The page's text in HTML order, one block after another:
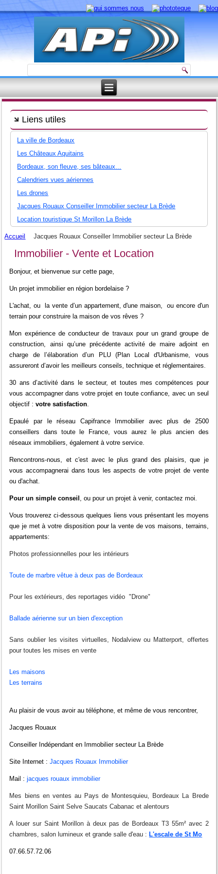
Liens utiles
La ville de Bordeaux
Les Châteaux Aquitains
Bordeaux, son fleuve, ses bâteaux...
Calendriers vues aériennes
Les drones
Jacques Rouaux Conseiller Immobilier secteur La Brède
Location touristique St Morillon La Brède
Accueil Jacques Rouaux Conseiller Immobilier secteur La Brède
Immobilier - Vente et Location
Bonjour, et bienvenue sur cette page,
Un projet immobilier en région bordelaise ?
L'achat, ou la vente d’un appartement, d'une maison, ou encore d'un
terrain pour construire la maison de vos rêves ?
Mon expérience de conducteur de travaux pour un grand groupe de
construction, ainsi qu’une précédente activité de maire adjoint en
charge de l’élaboration d’un PLU (Plan Local d'Urbanisme, vous
assureront d’avoir les meilleurs conseils, technique et réglementaires.
30 ans d’activité dans le secteur, et toutes mes compétences pour
vous accompagner dans votre projet en toute confiance, avec un seul
objectif :votre satisfaction.
Epaulé par le réseau Capifrance Immobilier avec plus de 2500
conseillers dans toute le France, vous aurez le plus ancien des
réseaux immobiliers, également à votre service.
Rencontrons-nous, et c'est avec le plus grand des plaisirs, que je
vous accompagnerai dans tous les aspects de votre projet de vente
ou d'achat.
Pour un simple conseil , ou pour un projet à venir, contactez moi.
Vous trouverez ci-dessous quelques liens vous présentant les moyens
que je met à votre disposition pour la vente de vos maisons, terrains,
appartements:
Photos professionnelles pour les intérieurs
Toute de marbre vêtue à deux pas de Bordeaux
Pour les extérieurs, des reportages vidéo "Drone"
Ballade aérienne sur un bien d'exception
Sans oublier les visites virtuelles, Nodalview ou Matterport, offertes
pour toutes les mises en vente
Les maisons
Les terrains
Au plaisir de vous avoir au téléphone, et même de vous rencontrer,
Jacques Rouaux
Conseiller Indépendant en Immobilier secteur La Brède
Site Internet :Jacques Rouaux Immobilier
Mail :jacques rouaux immobilier
Mes biens en ventes au Pays de Montesquieu, Bordeaux La Brede
Saint Morillon Saint Selve Saucats Cabanac et alentours
A louer sur Saint Morillon à deux pas de Bordeaux T3 55m² avec 2
chambres, salon lumineux et grande salle d'eau : L'escale de St Mo
07.66.57.72.06